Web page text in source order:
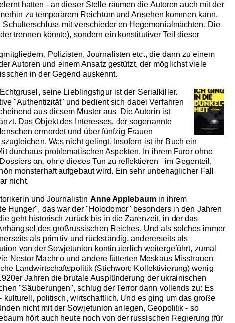
hatten - an dieser Stelle räumen die Autoren auch mit der
zu temporärem Reichtum und Ansehen kommen kann.
mit verschiedenen Hegemonialmächten. Die
trennen könnte), sondern ein konstitutiver Teil dieser
Polizisten, Journalisten etc., die dann zu einem
Autoren und einem Ansatz gestützt, der möglichst viele
in der Gegend auskennt.
seine Lieblingsfigur ist der Serialkiller.
"Authentizität" und bedient sich dabei Verfahren
aus diesem Muster aus. Die Autorin ist
Das Objekt des Interesses, der sogenannte
ermordet und über fünfzig Frauen
Was nicht gelingt. Insofern ist ihr Buch ein
durchaus problematischen Aspekten. In ihrem Furor ohne
an, ohne dieses Tun zu reflektieren - im Gegenteil,
monsterhaft aufgebaut wird. Ein sehr unbehaglicher Fall
nicht.
und Journalistin Anne Applebaumin ihrem
Hunger", das war der "Holodomor" besonders in den Jahren
geht historisch zurück bis in die Zarenzeit, in der das
des großrussischen Reiches. Und als solches immer
als primitiv und rückständig, andererseits als
von der Sowjetunion kontinuierlich weitergeführt, zumal
Nestor Machno und andere fütterten Moskaus Misstrauen
Landwirtschaftspolitik (Stichwort: Kollektivierung) wenig
Jahren die brutale Ausplünderung der ukrainischen
"Säuberungen", schlug der Terror dann vollends zu: Es
politisch, wirtschaftlich. Und es ging um das große
nicht mit der Sowjetunion anlegen, Geopolitik - so
hört auch heute noch von der russischen Regierung (für